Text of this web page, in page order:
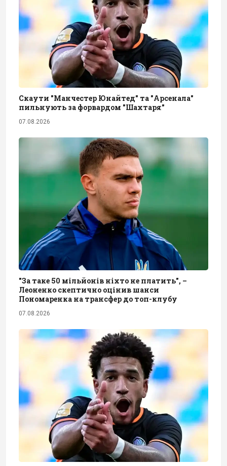
Скаути "Манчестер Юнайтед" та "Арсенала"
пильнують за форвардом "Шахтаря"
07.08.2026
"За таке 50 мільйонів ніхто не платить", –
Леоненко скептично оцінив шанси
Пономаренка на трансфер до топ-клубу
07.08.2026